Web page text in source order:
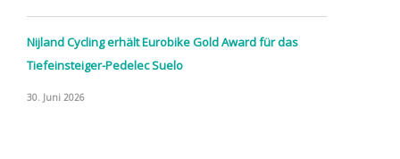
Nijland Cycling erhält Eurobike Gold Award für das
Tiefeinsteiger-Pedelec Suelo
30. Juni 2026